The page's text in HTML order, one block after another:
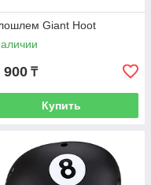
Giant Hoot
900 ₸
Купить